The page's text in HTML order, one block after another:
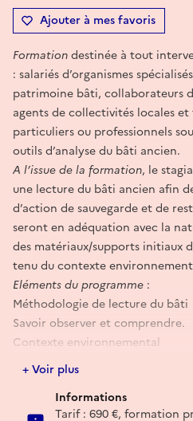
Ajouter à mes favoris
Formationdestinée à tout
: salariés d’organismes
patrimoine bâti, collaborateurs
agents de collectivités locales
particuliers ou professionnels
outils d’analyse du bâti ancien.
A l’issue de la formation, le
une lecture du bâti ancien afin
d’action de sauvegarde et de
seront en adéquation avec la
des matériaux/supports initiaux
tenu du contexte
Eléments du programme :
Méthodologie de lecture du bâti
Savoir observer et comprendre.
Contexte environnemental
Matériaux anciens constitutifs
Comportements et pathologies ;
Mesures de conservations
+ Voir plus
Informations
Tarif : 690 €, formation